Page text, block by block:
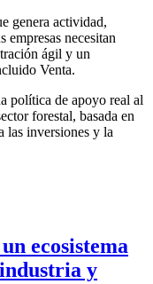
genera actividad,
empresas necesitan
ágil y un
Venta.
política de apoyo real al
forestal, basada en
las inversiones y la
ecosistema
y